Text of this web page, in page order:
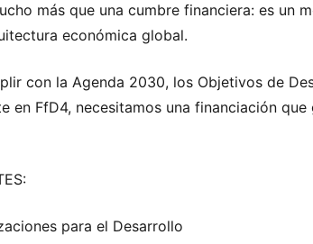
más que una cumbre financiera: es
económica global.
con la Agenda 2030, los Objetivos de
en FfD4, necesitamos una financiación
para el Desarrollo